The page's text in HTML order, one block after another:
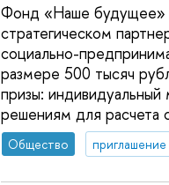
Фонд «Наше будущее»
стратегическом
социально-
размере 500 тысяч
призы:
решениям для расчета
Общество